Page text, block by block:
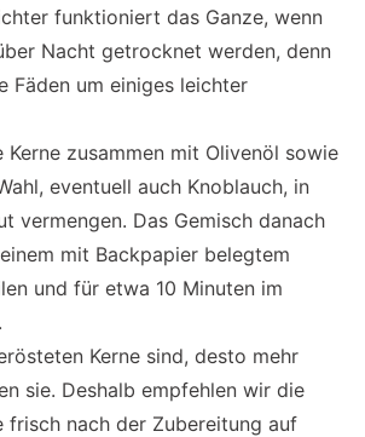
funktioniert das Ganze, wenn
Nacht getrocknet werden, denn
Fäden um einiges leichter
Kerne zusammen mit Olivenöl sowie
eventuell auch Knoblauch, in
vermengen. Das Gemisch danach
mit Backpapier belegtem
und für etwa 10 Minuten im
Kerne sind, desto mehr
sie. Deshalb empfehlen wir die
frisch nach der Zubereitung auf